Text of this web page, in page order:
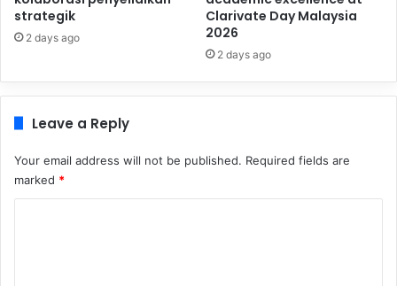
strategik
2 days ago
Clarivate Day Malaysia
2026
2 days ago
Leave a Reply
Your email address will not be published. Required fields are
marked *